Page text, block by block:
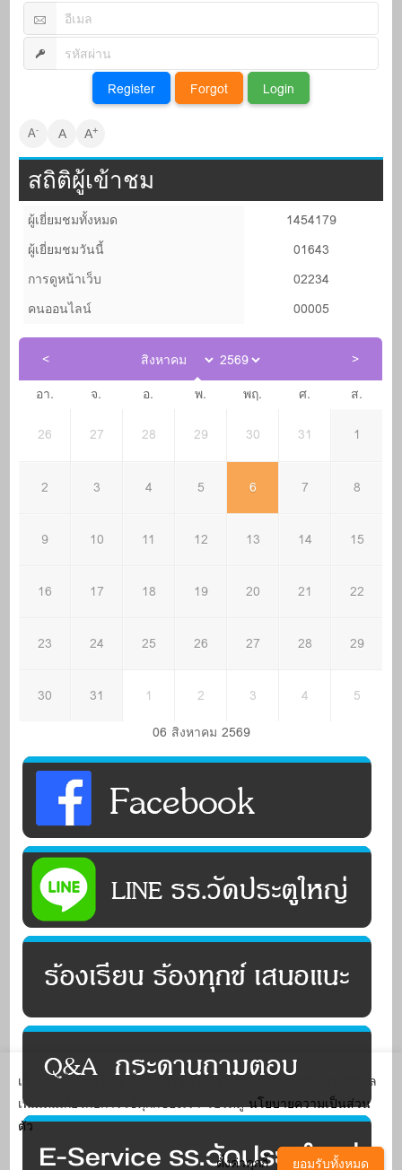
A- A A+
สถิติผู้เข้าชม
ผู้เยี่ยมชมทั้งหมด
1454179
ผู้เยี่ยมชมวันนี้
01643
การดูหน้าเว็บ
02234
คนออนไลน์
00005
อา. จ. อ. พ. พฤ. ศ. ส.
26 27 28 29 30 31 1
2 3 4 5 6 7 8
9 10 11 12 13 14 15
16 17 18 19 20 21 22
23 24 25 26 27 28 29
30 31 1 2 3 4
5
06 สิงหาคม 2569
เว็บไซต์นี้มีการใช้คุกกี้เพื่อปรับปรุงการให้บริการ หากต้องการข้อมูล
เพิ่มเติมเกี่ยวกับการใช้คุกกี้ของเรา โปรดดูนโยบายความเป็นส่วน
ตัว
ตั้งค่าคุกกี้
ยอมรับทั้งหมด